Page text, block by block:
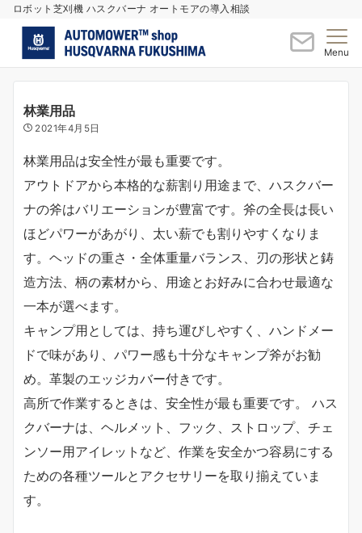
ロボット芝刈機 ハスクバーナ オートモアの導入相談
Menu
林業用品
2021年4月5日
林業用品は安全性が最も重要です。
アウトドアから本格的な薪割り用途まで、ハスクバー
ナの斧はバリエーションが豊富です。斧の全長は長い
ほどパワーがあがり、太い薪でも割りやすくなりま
す。ヘッドの重さ・全体重量バランス、刃の形状と鋳
造方法、柄の素材から、用途とお好みに合わせ最適な
一本が選べます。
キャンプ用としては、持ち運びしやすく、ハンドメー
ドで味があり、パワー感も十分なキャンプ斧がお勧
め。革製のエッジカバー付きです。
高所で作業するときは、安全性が最も重要です。 ハス
クバーナは、ヘルメット、フック、ストロップ、チェ
ンソー用アイレットなど、作業を安全かつ容易にする
ための各種ツールとアクセサリーを取り揃えていま
す。